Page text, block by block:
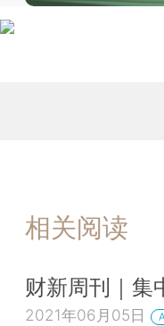
相关阅读
财新周刊｜集
2021年06月05日